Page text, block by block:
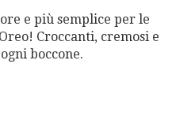
e più semplice per le
Croccanti, cremosi e
boccone.